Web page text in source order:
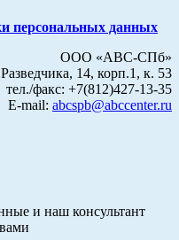
персональных данных
ООО «АВС-СПб»
14, корп.1, к. 53
тел./факс: +7(812)427-13-35
E-mail: abcspb@abccenter.ru
и наш консультант